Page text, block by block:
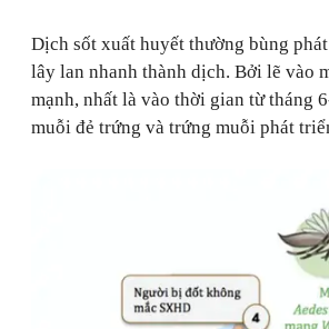
Dịch sốt xuất huyết thường bùng
lây lan nhanh thành dịch. Bởi lẽ vào
mạnh, nhất là vào thời gian từ tháng
muỗi đẻ trứng và trứng muỗi phát